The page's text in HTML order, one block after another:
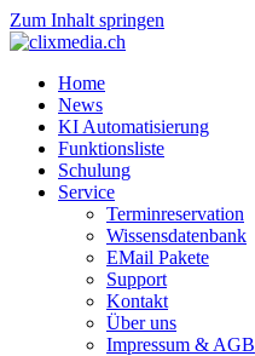
Zum Inhalt springen
Home
News
KI Automatisierung
Funktionsliste
Schulung
Service
Terminreservation
Wissensdatenbank
EMail Pakete
Support
Kontakt
Über uns
Impressum & AGB